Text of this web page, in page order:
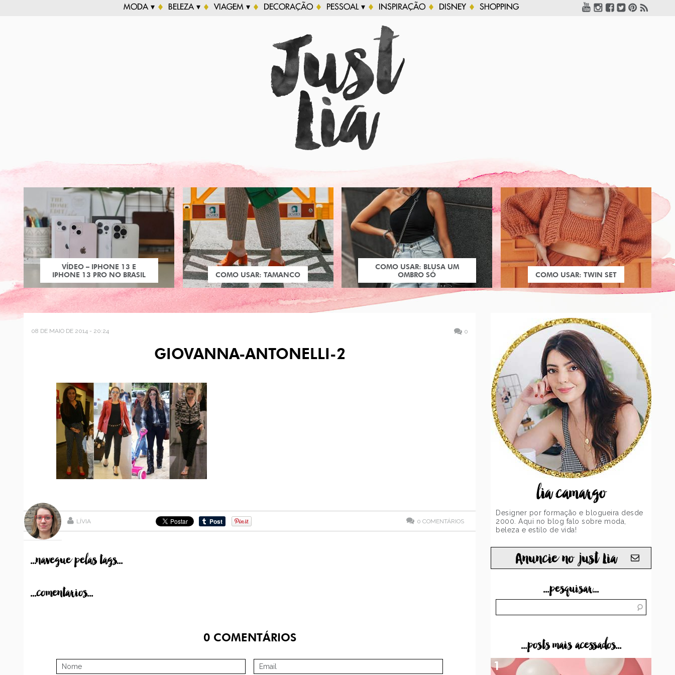
MODA ▾ BELEZA ▾ VIAGEM ▾ DECORAÇÃO PESSOAL ▾ INSPIRAÇÃO DISNEY SHOPPING
VÍDEO – IPHONE 13 E
IPHONE 13 PRO NO BRASIL
COMO USAR: TAMANCO
COMO USAR: BLUSA UM
OMBRO SÓ
COMO USAR: TWIN SET
08 DE MAIO DE 2014 - 20:24 0
GIOVANNA-ANTONELLI-2
LÍVIA 0 COMENTÁRIOS
...navegue pelas tags...
...comentarios...
0COMENTÁRIOS
lia camargo
Designer por formação e blogueira desde
2000. Aqui no blog falo sobre moda,
beleza e estilo de vida!
Anuncie no just Lia
...pesquisar...
...posts mais acessados...
1